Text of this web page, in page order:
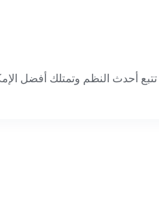
أحدث النظم وتمتلك أفضل